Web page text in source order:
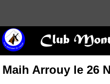
Club
Maih Arrouy le 26